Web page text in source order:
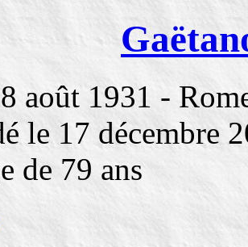
août 1931 -
le 17 décembre
de 79 ans